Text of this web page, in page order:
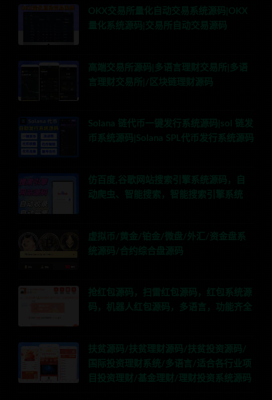
OKX交易所量化自动交易系统源码|OKX
量化系统源码|交易所自动交易源码
高端交易所源码|多语言理财交易所|多语
言理财交易所|/区块链理财源码
Solana 链代币一键发行系统源码|sol 链发
币系统源码|Solana SPL代币发行系统源码
仿百度,谷歌网站搜索引擎系统源码，自
动爬虫、智能搜索，智能搜索引擎系统
虚拟币/黄金/铂金/微盘/外汇/资金盘系
统源码/合约综合盘源码
抢红包源码，扫雷红包源码，红包系统源
码，机器人红包源码，多语言，功能齐全
扶贫源码/扶贫理财源码/扶贫投资源码/
国际投资理财系统/多语言/适合各行业项
目投资理财/基金理财/理财投资系统源码